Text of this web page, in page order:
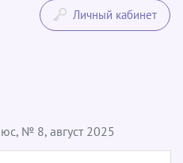
Личный кабинет
№ 8, август 2025